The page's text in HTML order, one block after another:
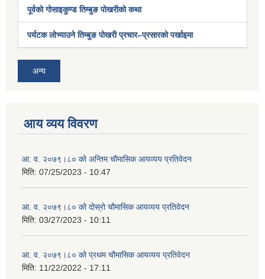
पूर्वको गोसाइकुण्ड तिम्बुङ पोखरीको कथा
पर्यटक लोभ्याउने तिम्बुङ पोखरी प्रचार–प्रसारको पर्खाइमा
अन्य
आय व्यय विवरण
आ. व. २०७९।८० को अन्तिम चौमासिक आयव्यय प्रतिवेदन
मिति: 07/25/2023 - 10:47
आ. व. २०७९।८० को दोस्रो चौमासिक आयव्यय प्रतिवेदन
मिति: 03/27/2023 - 10:11
आ. व. २०७९।८० को प्रथम चौमासिक आयव्यय प्रतिवेदन
मिति: 11/22/2022 - 17:11